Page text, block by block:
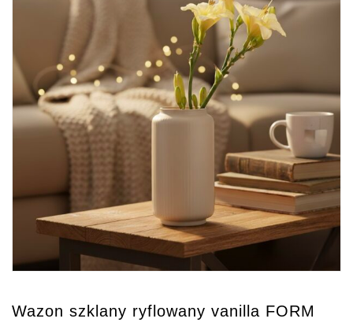
Wazon szklany ryflowany vanilla FORM